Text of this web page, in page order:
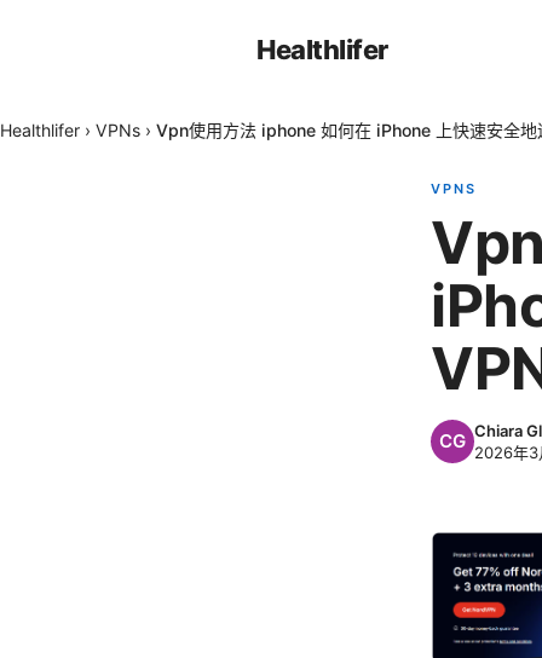
Healthlifer
Healthlifer › VPNs › Vpn使用方法 iphone 如何在 iPhone 上快速安全
VPNS
Chiara
2026年3